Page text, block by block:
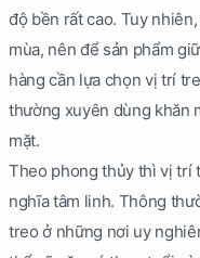
độ bền rất cao. Tuy
mùa, nên để sản phẩm
hàng cần lựa chọn vị trí
thường xuyên dùng khăn
mặt.
Theo phong thủy thì vị trí
nghĩa tâm linh. Thông
treo ở những nơi uy